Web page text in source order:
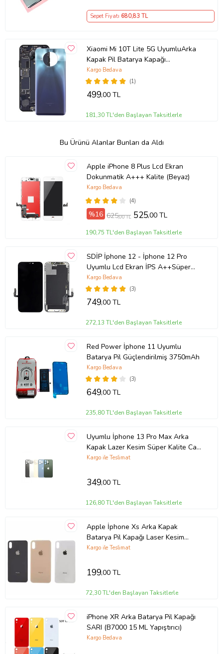
Sepet Fiyatı 680,83 TL
Xiaomi Mi 10T Lite 5G UyumluArka
Kapak Pil Batarya Kapağı
M2007J17G (Mavi)
(1)
Kargo Bedava
499,00 TL
181,30 TL'den Başlayan Taksitlerle
Bu Ürünü Alanlar Bunları da Aldı
Apple iPhone 8 Plus Lcd Ekran
Dokunmatik A+++ Kalite (Beyaz)
(4)
Kargo Bedava
%16 625,00 TL 525,00 TL
190,75 TL'den Başlayan Taksitlerle
SDİP İphone 12 - İphone 12 Pro
Uyumlu Lcd Ekran İPS A++Süper
Kalite
(3)
Kargo Bedava
749,00 TL
272,13 TL'den Başlayan Taksitlerle
Red Power İphone 11 Uyumlu
Batarya Pil Güçlendirilmiş 3750mAh
(3)
Kargo Bedava
649,00 TL
235,80 TL'den Başlayan Taksitlerle
Uyumlu İphone 13 Pro Max Arka
Kapak Lazer Kesim Süper Kalite Cam
-- Mavi
Kargo ile Teslimat
349,00 TL
126,80 TL'den Başlayan Taksitlerle
Apple İphone Xs Arka Kapak
Batarya Pil Kapağı Laser Kesim
Orjinal Kalite (Beyaz)
Kargo ile Teslimat
199,00 TL
72,30 TL'den Başlayan Taksitlerle
iPhone XR Arka Batarya Pil Kapağı
SARI (B7000 15 ML Yapıştırıcı)
Kargo Bedava